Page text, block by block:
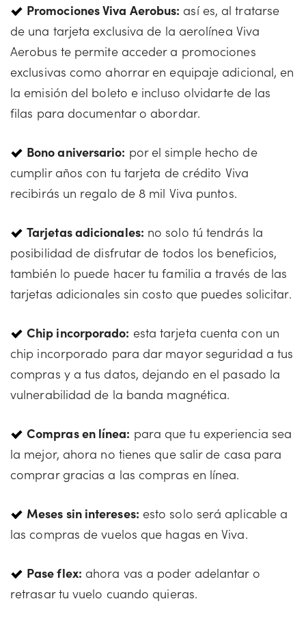
Promociones Viva Aerobus: así es, al tratarse
de una tarjeta exclusiva de la aerolínea Viva
Aerobus te permite acceder a promociones
exclusivas como ahorrar en equipaje adicional, en
la emisión del boleto e incluso olvidarte de las
filas para documentar o abordar.
Bono aniversario: por el simple hecho de
cumplir años con tu tarjeta de crédito Viva
recibirás un regalo de 8 mil Viva puntos.
Tarjetas adicionales: no solo tú tendrás la
posibilidad de disfrutar de todos los beneficios,
también lo puede hacer tu familia a través de las
tarjetas adicionales sin costo que puedes solicitar.
Chip incorporado: esta tarjeta cuenta con un
chip incorporado para dar mayor seguridad a tus
compras y a tus datos, dejando en el pasado la
vulnerabilidad de la banda magnética.
Compras en línea: para que tu experiencia sea
la mejor, ahora no tienes que salir de casa para
comprar gracias a las compras en línea.
Meses sin intereses: esto solo será aplicable a
las compras de vuelos que hagas en Viva.
Pase flex: ahora vas a poder adelantar o
retrasar tu vuelo cuando quieras.